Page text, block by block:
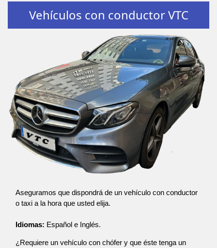
Vehículos con conductor VTC
Aseguramos que dispondrá de un vehículo con conductor
o taxi a la hora que usted elija.
Idiomas: Español e Inglés.
¿Requiere un vehículo con chófer y que éste tenga un